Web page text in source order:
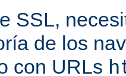
SSL,
de los
con URLs